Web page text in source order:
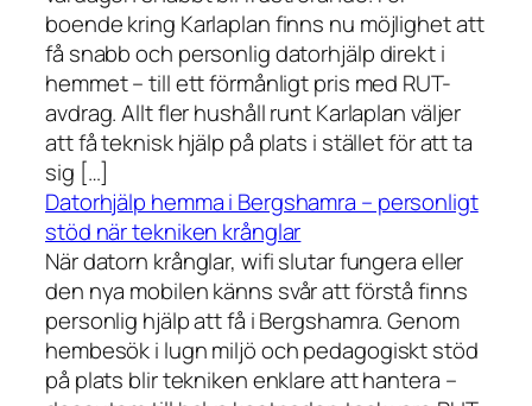
boende kring Karlaplan finns nu möjlighet att
få snabb och personlig datorhjälp direkt i
hemmet – till ett förmånligt pris med RUT-
avdrag. Allt fler hushåll runt Karlaplan väljer
att få teknisk hjälp på plats i stället för att ta
sig […]
Datorhjälp hemma i Bergshamra – personligt
stöd när tekniken krånglar
När datorn krånglar, wifi slutar fungera eller
den nya mobilen känns svår att förstå finns
personlig hjälp att få i Bergshamra. Genom
hembesök i lugn miljö och pedagogiskt stöd
på plats blir tekniken enklare att hantera –